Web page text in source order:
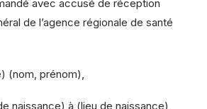
avec accusé de réception
de l’agence régionale de santé
(nom, prénom),
naissance) à (lieu de naissance),